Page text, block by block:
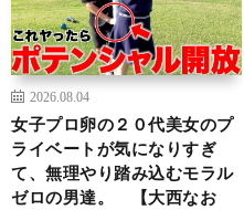
2026.08.04
女子プロ卵の２０代美女のプ
ライベートが気になりすぎ
て、無理やり踏み込むモラル
ゼロの男達。 【大西なお